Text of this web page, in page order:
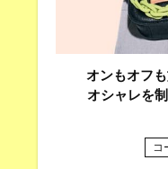
オンもオフ
オシャレを
コ